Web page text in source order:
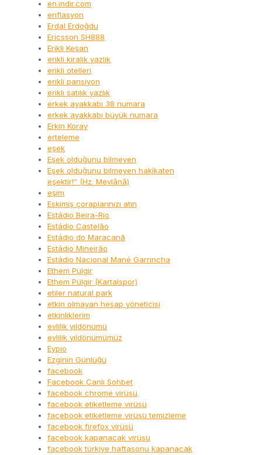
en.indir.com
enflasyon
Erdal Erdoğdu
Ericsson SH888
Erikli Keşan
erikli kiralık yazlık
erikli otelleri
erikli pansiyon
erikli satılık yazlık
erkek ayakkabı 38 numara
erkek ayakkabı büyük numara
Erkin Koray
erteleme
eşek
Eşek olduğunu bilmeyen
Eşek olduğunu bilmeyen hakîkaten
eşektir!” (Hz. Mevlânâ)
eşim
Eskimiş çoraplarınızı atın
Estádio Beira-Rio
Estádio Castelão
Estádio do Maracanã
Estádio Mineirão
Estádio Nacional Mané Garrincha
Ethem Pülgir
Ethem Pülgir (Kartalspor)
etiler natural park
etkin olmayan hesap yöneticisi
etkinliklerim
evlilik yıldönümü
evlilik yıldönümümüz
Eypio
Ezginin Günlüğü
facebook
Facebook Canlı Sohbet
facebook chrome virüsü
facebook etiketleme virüsü
facebook etiketleme virüsü temizleme
facebook firefox virüsü
facebook kapanacak virüsü
facebook türkiye haftasonu kapanacak